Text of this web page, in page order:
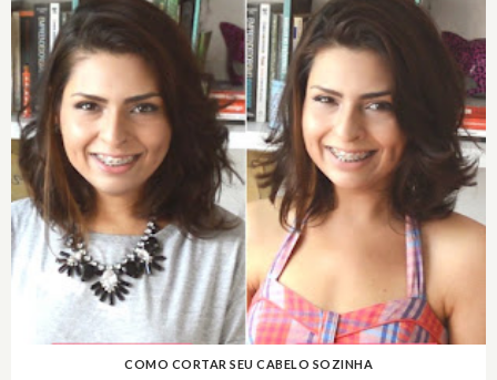
COMO CORTAR SEU CABELO SOZINHA